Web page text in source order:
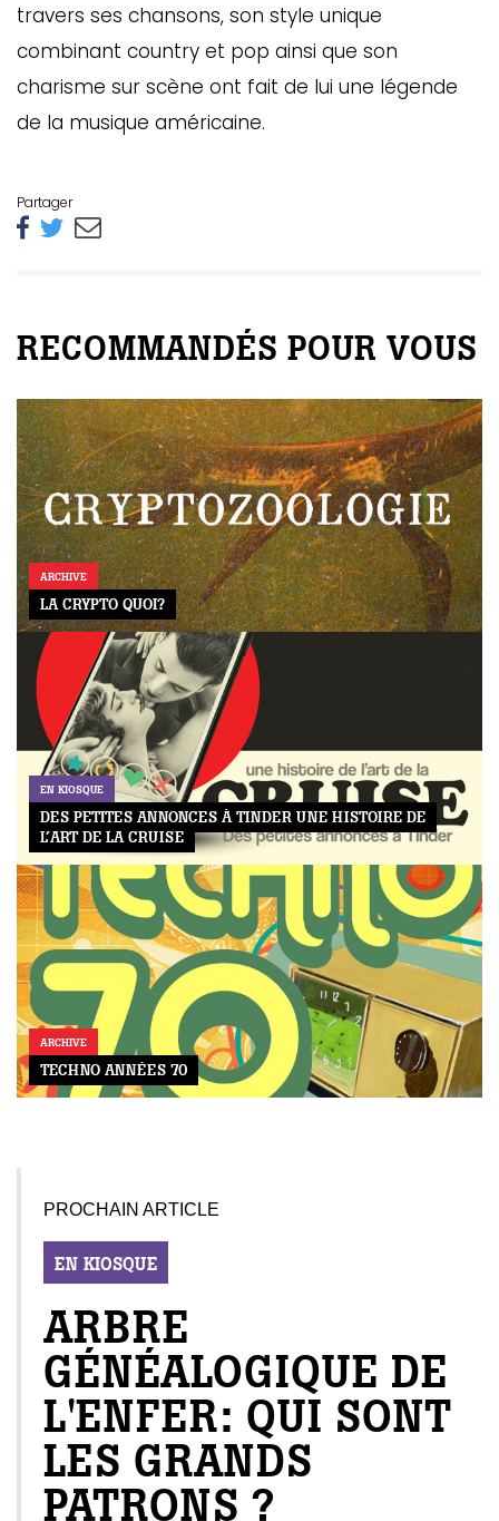
travers ses chansons, son style unique
combinant country et pop ainsi que son
charisme sur scène ont fait de lui une légende
de la musique américaine.
Partager
RECOMMANDÉS POUR VOUS
ARCHIVE
LA CRYPTO QUOI?
EN KIOSQUE
DES PETITES ANNONCES À TINDER UNE HISTOIRE DE
L’ART DE LA CRUISE
ARCHIVE
TECHNO ANNÉES 70
PROCHAIN ARTICLE
EN KIOSQUE
ARBRE
GÉNÉALOGIQUE DE
L'ENFER: QUI SONT
LES GRANDS
PATRONS ?